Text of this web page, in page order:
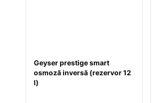
Geyser prestige smart
osmoză inversă (rezervor 12
l)